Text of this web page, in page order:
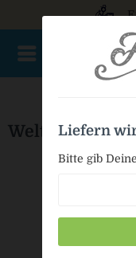
Weltenburger
Liefern
Bitte gib